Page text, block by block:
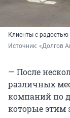
Клиенты с радостью
Источник: «Долгов
— После
различных
компаний по
которые этим